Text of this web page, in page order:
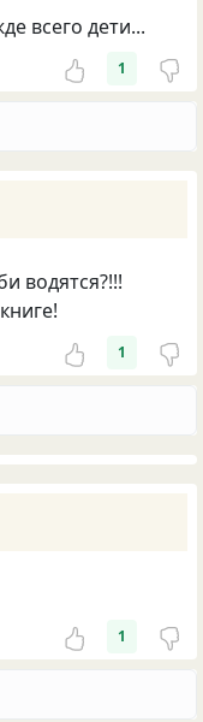
всего дети...
1
водятся?!!!
1
1